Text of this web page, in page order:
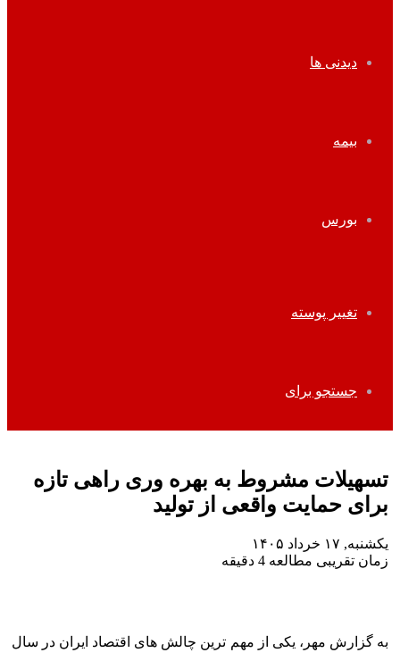
دیدنی ها
بیمه
بورس
تغییر پوسته
جستجو برای
تسهیلات مشروط به بهره وری راهی تازه
برای حمایت واقعی از تولید
یکشنبه, ۱۷ خرداد ۱۴۰۵
زمان تقریبی مطالعه 4 دقیقه
به گزارش مهر، یکی از مهم ترین چالش های اقتصاد ایران در سال